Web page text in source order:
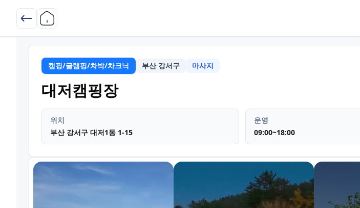
캠핑/글램핑/차박/차크닉 부산 강서구 마사지
대저캠핑장부산 강서구
위치
부산 강서구 대저1동 1-15
운영
09:00~18:00